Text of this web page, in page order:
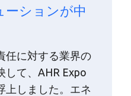
ーションが中
任に対する業界の
して、AHR Expo
上しました。エネ